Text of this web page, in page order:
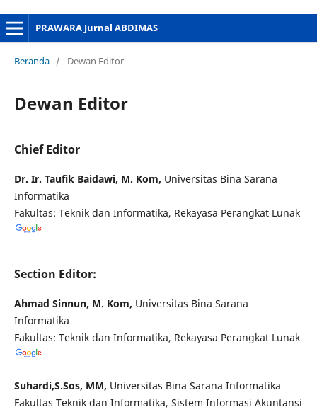
PRAWARA Jurnal ABDIMAS
Beranda / Dewan Editor
Dewan Editor
Chief Editor
Dr. Ir. Taufik Baidawi, M. Kom, Universitas Bina Sarana
Informatika
Fakultas: Teknik dan Informatika, Rekayasa Perangkat Lunak
Section Editor:
Ahmad Sinnun, M. Kom, Universitas Bina Sarana
Informatika
Fakultas: Teknik dan Informatika, Rekayasa Perangkat Lunak
Suhardi,S.Sos, MM, Universitas Bina Sarana Informatika
Fakultas Teknik dan Informatika, Sistem Informasi Akuntansi